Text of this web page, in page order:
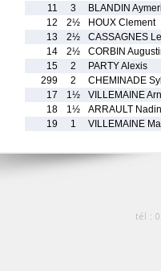
11
3 BLANDIN
12
2½ HOUX Clement
13
2½ CASSAGNES
14
2½ CORBIN
15
2 PARTY Alexis
299
2 CHEMINADE
17
1½ VILLEMAINE
18
1½ ARRAULT
19
1 VILLEMAINE
tél :